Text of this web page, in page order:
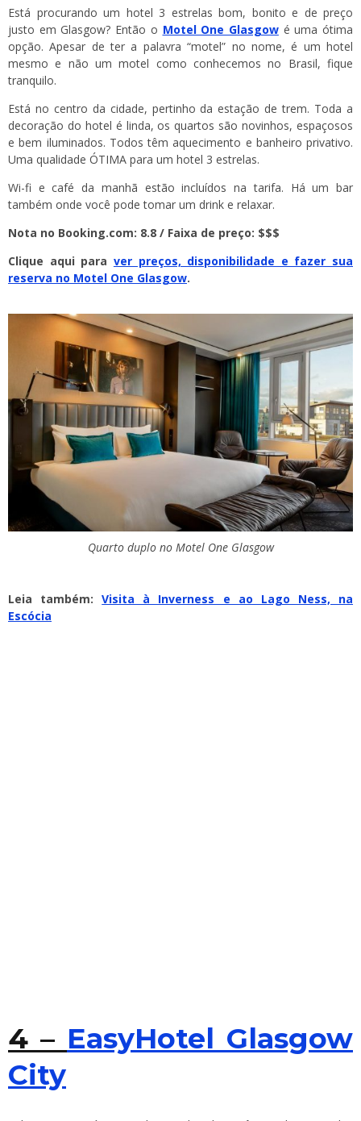
Está procurando um hotel 3 estrelas bom, bonito e de preço
justo em Glasgow? Então o Motel One Glasgowé uma ótima
opção. Apesar de ter a palavra “motel” no nome, é um hotel
mesmo e não um motel como conhecemos no Brasil, fique
tranquilo.
Está no centro da cidade, pertinho da estação de trem. Toda a
decoração do hotel é linda, os quartos são novinhos, espaçosos
e bem iluminados. Todos têm aquecimento e banheiro privativo.
Uma qualidade ÓTIMA para um hotel 3 estrelas.
Wi-fi e café da manhã estão incluídos na tarifa. Há um bar
também onde você pode tomar um drink e relaxar.
Nota no Booking.com: 8.8 / Faixa de preço: $$$
Clique aqui para ver preços, disponibilidade e fazer sua
reserva no Motel One Glasgow.
Quarto duplo no Motel One Glasgow
Leia também:Visita à Inverness e ao Lago Ness, na
Escócia
4 – EasyHotel Glasgow
City